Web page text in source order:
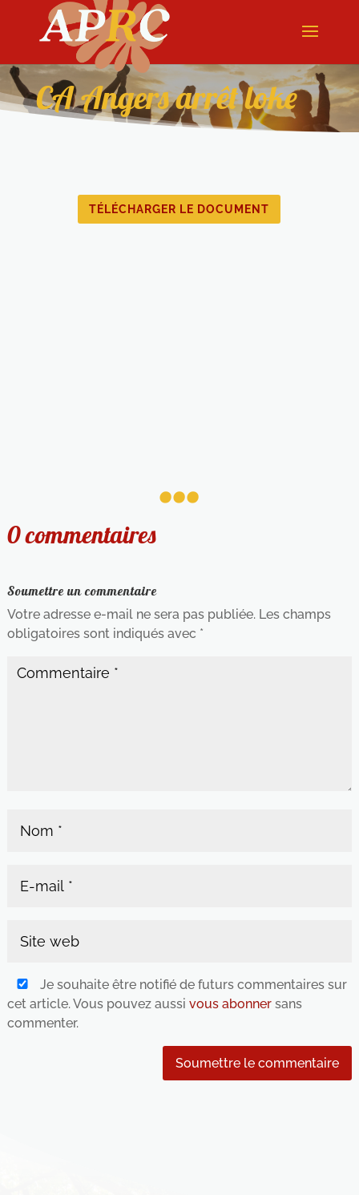
CA Angers arrêt loke
TÉLÉCHARGER LE DOCUMENT
...
0 commentaires
Soumettre un commentaire
Votre adresse e-mail ne sera pas publiée. Les champs
obligatoires sont indiqués avec *
Je souhaite être notifié de futurs commentaires sur
cet article. Vous pouvez aussi vous abonnersans
commenter.
Soumettre le commentaire